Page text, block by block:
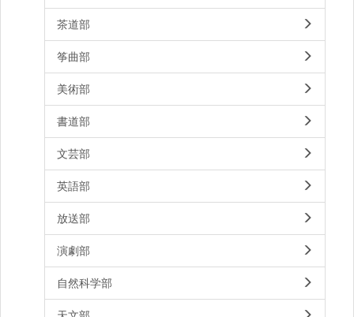
茶道部
筝曲部
美術部
書道部
文芸部
英語部
放送部
演劇部
自然科学部